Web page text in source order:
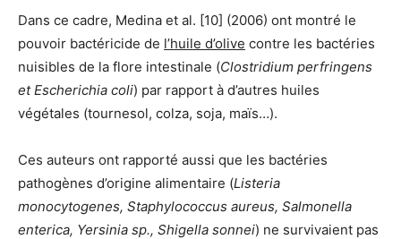
Dans ce cadre, Medina et al. [10] (2006) ont montré le
pouvoir bactéricide de l’huile d’olive contre les bactéries
nuisibles de la flore intestinale (Clostridium perfringens
et Escherichia coli) par rapport à d’autres huiles
végétales (tournesol, colza, soja, maïs…).
Ces auteurs ont rapporté aussi que les bactéries
pathogènes d’origine alimentaire (Listeria
monocytogenes, Staphylococcus aureus, Salmonella
enterica, Yersinia sp., Shigella sonnei) ne survivaient pas